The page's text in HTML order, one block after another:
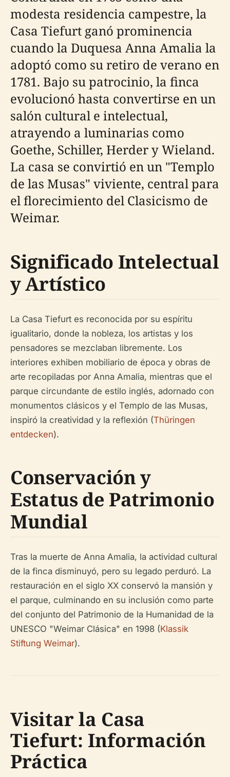
modesta residencia campestre, la
Casa Tiefurt ganó prominencia
cuando la Duquesa Anna Amalia la
adoptó como su retiro de verano en
1781. Bajo su patrocinio, la finca
evolucionó hasta convertirse en un
salón cultural e intelectual,
atrayendo a luminarias como
Goethe, Schiller, Herder y Wieland.
La casa se convirtió en un "Templo
de las Musas" viviente, central para
el florecimiento del Clasicismo de
Weimar.
Significado Intelectual
y Artístico
La Casa Tiefurt es reconocida por su espíritu
igualitario, donde la nobleza, los artistas y los
pensadores se mezclaban libremente. Los
interiores exhiben mobiliario de época y obras de
arte recopiladas por Anna Amalia, mientras que el
parque circundante de estilo inglés, adornado con
monumentos clásicos y el Templo de las Musas,
inspiró la creatividad y la reflexión (Thüringen
entdecken).
Conservación y
Estatus de Patrimonio
Mundial
Tras la muerte de Anna Amalia, la actividad cultural
de la finca disminuyó, pero su legado perduró. La
restauración en el siglo XX conservó la mansión y
el parque, culminando en su inclusión como parte
del conjunto del Patrimonio de la Humanidad de la
UNESCO "Weimar Clásica" en 1998 (Klassik
Stiftung Weimar).
Visitar la Casa
Tiefurt: Información
Práctica